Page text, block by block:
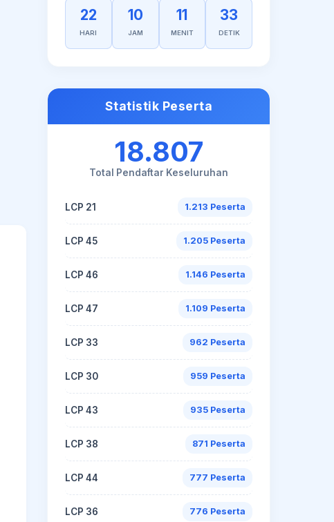
22
HARI
10
JAM
11
MENIT
32
DETIK
Statistik Peserta
18.807
Total Pendaftar Keseluruhan
LCP 21 1.213 Peserta
LCP 45 1.205 Peserta
LCP 46 1.146 Peserta
LCP 47 1.109 Peserta
LCP 33 962 Peserta
LCP 30 959 Peserta
LCP 43 935 Peserta
LCP 38 871 Peserta
LCP 44 777 Peserta
LCP 36 776 Peserta